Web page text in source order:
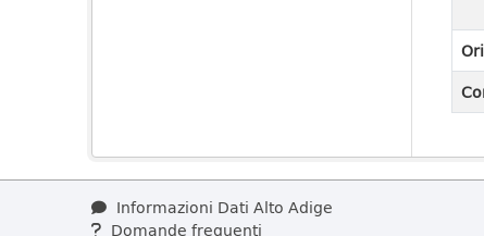
Informazioni Dati Alto Adige
Domande frequenti